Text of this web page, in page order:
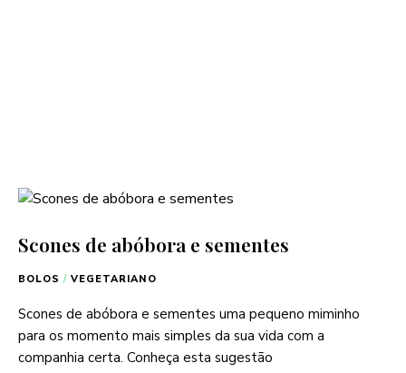
Scones de abóbora e sementes
BOLOS / VEGETARIANO
Scones de abóbora e sementes uma pequeno miminho
para os momento mais simples da sua vida com a
companhia certa. Conheça esta sugestão